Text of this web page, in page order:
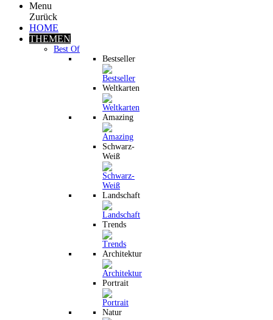
Menu
Zurück
HOME
THEMEN
Best Of
Bestseller
Weltkarten
Amazing
Schwarz-
Weiß
Landschaft
Trends
Architektur
Portrait
Natur